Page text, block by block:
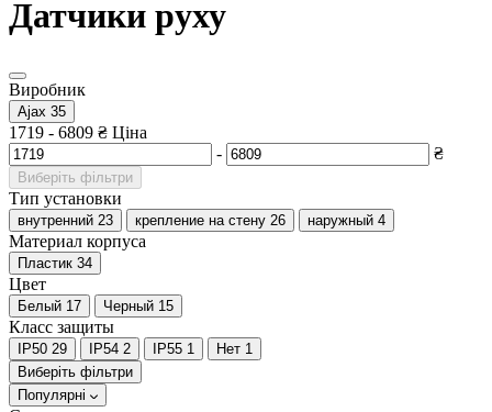
Датчики руху
Виробник
Ajax 35
1719 - 6809 ₴ Ціна
-
₴
Виберіть фільтри
Тип установки
внутренний 23 крепление на стену 26 наружный 4
Материал корпуса
Пластик 34
Цвет
Белый 17 Черный 15
Класс защиты
IP50 29 IP54 2 IP55 1 Нет 1
Виберіть фільтри
Популярні